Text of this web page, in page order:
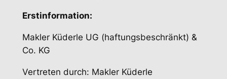
Erstinformation:
Makler Küderle UG (haftungsbeschränkt) &
Co. KG
Vertreten durch: Makler Küderle